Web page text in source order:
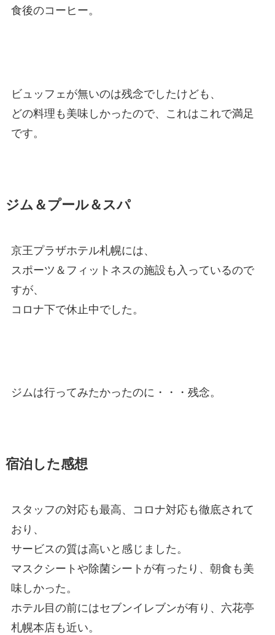
食後のコーヒー。
ビュッフェが無いのは残念でしたけども、
どの料理も美味しかったので、これはこれで満足
です。
ジム＆プール＆スパ
京王プラザホテル札幌には、
スポーツ＆フィットネスの施設も入っているので
すが、
コロナ下で休止中でした。
ジムは行ってみたかったのに・・・残念。
宿泊した感想
スタッフの対応も最高、コロナ対応も徹底されて
おり、
サービスの質は高いと感じました。
マスクシートや除菌シートが有ったり、朝食も美
味しかった。
ホテル目の前にはセブンイレブンが有り、六花亭
札幌本店も近い。